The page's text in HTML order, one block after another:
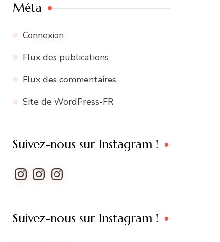
Méta
Connexion
Flux des publications
Flux des commentaires
Site de WordPress-FR
Suivez-nous sur Instagram !
Instagram
InstagramInstagram
Suivez-nous sur Instagram !